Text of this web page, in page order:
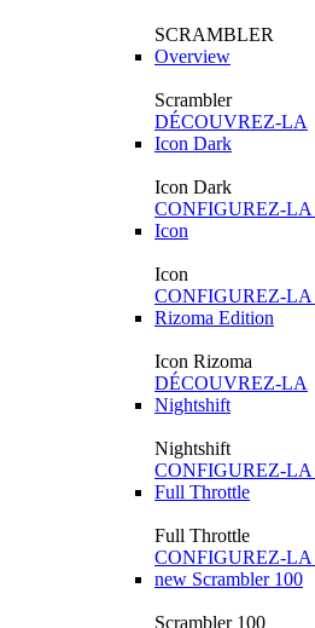
SCRAMBLER
Overview
Scrambler
DÉCOUVREZ-LA
Icon Dark
Icon Dark
CONFIGUREZ-LA
Icon
Icon
CONFIGUREZ-LA
Rizoma Edition
Icon Rizoma
DÉCOUVREZ-LA
Nightshift
Nightshift
CONFIGUREZ-LA
Full Throttle
Full Throttle
CONFIGUREZ-LA
new Scrambler 100
Scrambler 100